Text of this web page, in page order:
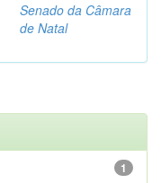
Senado da Câmara
de Natal
1